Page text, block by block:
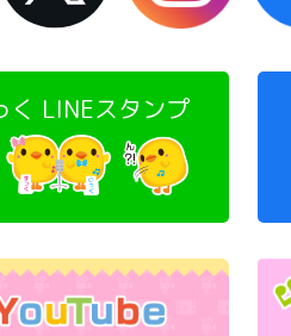
く LINEスタンプ